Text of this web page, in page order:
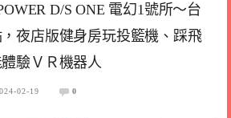
D/S ONE 電幻1號所～台
夜店版健身房玩投籃機、踩飛
驗ＶＲ機器人
02-19 0